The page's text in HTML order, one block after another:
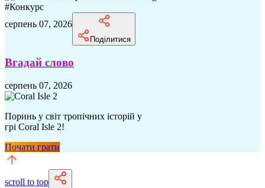
#Конкурс
серпень 07, 2026
Поділитися
Вгадай слово
серпень 07, 2026
Поринь у світ тропічних історій у
грі Coral Isle 2!
Почати грати
scroll to top